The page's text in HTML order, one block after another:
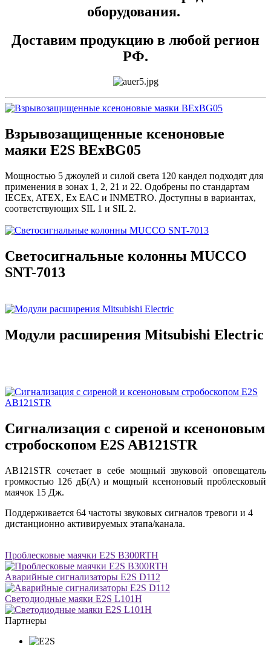
оборудования.
Доставим продукцию в любой регион
РФ.
Взрывозащищенные ксеноновые
маяки E2S BExBG05
Мощностью 5 джоулей и силой света 120 кандел подходят для
применения в зонах 1, 2, 21 и 22. Одобрены по стандартам
IECEx, ATEX, Ex EAC и INMETRO. Доступны в вариантах,
соответствующих SIL 1 и SIL 2.
Светосигнальные колонны MUCCO
SNT-7013
Модули расширения Mitsubishi Electric
Сигнализация с сиреной и ксеноновым
стробоскопом E2S AB121STR
AB121STR сочетает в себе мощный звуковой оповещатель
громкостью 126 дБ(A) и мощный ксеноновый проблесковый
маячок 15 Дж.
Поддерживается 64 частоты звуковых сигналов тревоги и 4
дистанционно активируемых этапа/канала.
Проблесковые маячки E2S B300RTH
Аварийные сигнализаторы E2S D112
Светодиодные маяки E2S L101H
Партнеры